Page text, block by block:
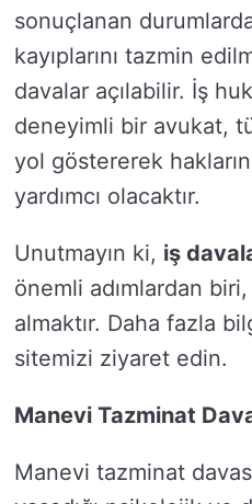
sonuçlanan
kayıplarını tazmin
davalar açılabilir. İş
deneyimli bir avukat,
yol göstererek
yardımcı olacaktır.
Unutmayın ki, iş
önemli adımlardan
almaktır. Daha fazla
sitemizi ziyaret edin.
Manevi Tazminat
Manevi tazminat